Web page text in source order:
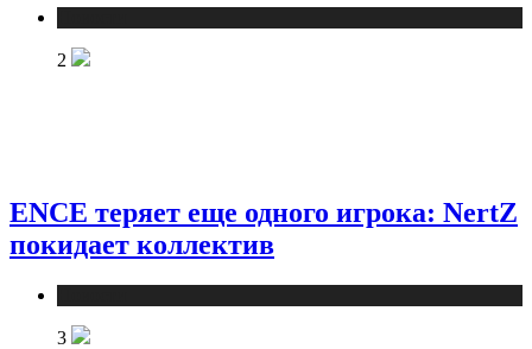
2
ENCE теряет еще одного игрока: NertZ
покидает коллектив
3